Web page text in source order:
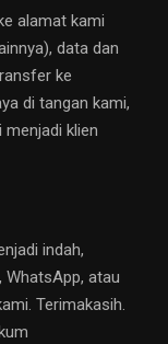
alamat kami
data dan
ke
di tangan kami,
klien
indah,
WhatsApp, atau
Terimakasih.